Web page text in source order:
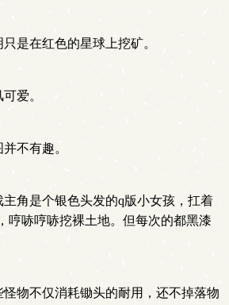
是在红色的星球上挖矿。
爱。
不有趣。
角是个银色头发的q版小女孩，扛着
哼哧哼哧挖裸土地。但每次的都黑漆
物不仅消耗锄头的耐用，还不掉落物